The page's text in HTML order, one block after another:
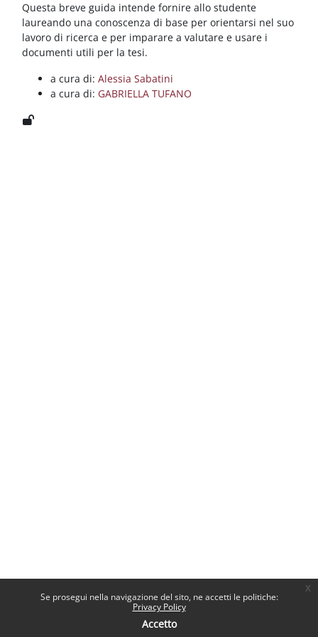
Vai al contenuto principale
Se prosegui nella navigazione del sito, ne accetti le politiche:
Privacy Policy
Accetto
x
Blocchi
Questa breve guida intende fornire allo studente
laureando una conoscenza di base per orientarsi nel suo
lavoro di ricerca e per imparare a valutare e usare i
documenti utili per la tesi.
a cura di: Alessia Sabatini
a cura di: GABRIELLA TUFANO